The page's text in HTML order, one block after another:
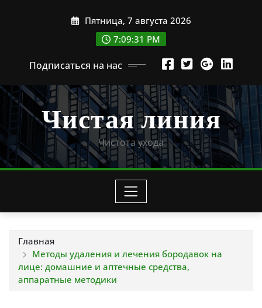
Пятница, 7 августа 2026
7:09:32 PM
Подписаться на нас
Чистая линия
Чистота ухода
Главная
Методы удаления и лечения бородавок на
лице: домашние и аптечные средства,
аппаратные методики